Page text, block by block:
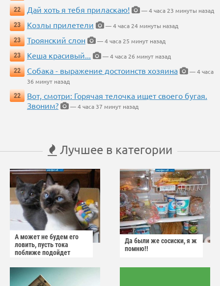
22
Дай хоть я тебя приласкаю!
— 4 часа 23 минуты назад
23
Козлы прилетели
— 4 часа 24 минуты назад
23
Троянский слон
— 4 часа 25 минут назад
23
Кеша красивый...
— 4 часа 26 минут назад
22
Собака - выражение достоинств хозяина
— 4 часа
36 минут назад
22
Вот, смотри: Горячая телочка ищет своего бугая.
Звоним?
— 4 часа 37 минут назад
Лучшее в категории
А может не будем его
ловить, пусть тока
поближе подойдет
Да были же сосиски, я ж
помню!!